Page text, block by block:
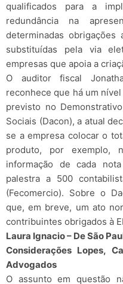
qualificados para a
redundância na
determinadas obrigações
substituídas pela via
empresas que apoia a
O auditor fiscal
reconhece que há um
previsto no
Sociais (Dacon), a atual
se a empresa colocar o
produto, por exemplo,
informação de cada
palestra a 500
(Fecomercio). Sobre o
que, em breve, um ato
contribuintes obrigados à
Laura Ignacio – De São
Considerações Lopes,
Advogados
O assunto em questão